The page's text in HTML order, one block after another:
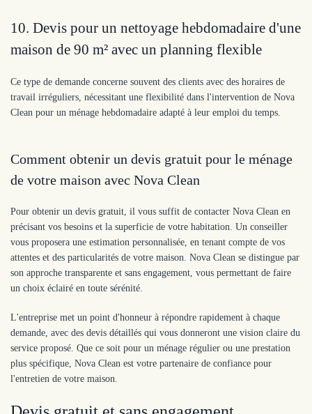
10. Devis pour un nettoyage hebdomadaire d'une
maison de 90 m² avec un planning flexible
Ce type de demande concerne souvent des clients avec des horaires de
travail irréguliers, nécessitant une flexibilité dans l'intervention de Nova
Clean pour un ménage hebdomadaire adapté à leur emploi du temps.
Comment obtenir un devis gratuit pour le ménage
de votre maison avec Nova Clean
Pour obtenir un devis gratuit, il vous suffit de contacter Nova Clean en
précisant vos besoins et la superficie de votre habitation. Un conseiller
vous proposera une estimation personnalisée, en tenant compte de vos
attentes et des particularités de votre maison. Nova Clean se distingue par
son approche transparente et sans engagement, vous permettant de faire
un choix éclairé en toute sérénité.
L'entreprise met un point d'honneur à répondre rapidement à chaque
demande, avec des devis détaillés qui vous donneront une vision claire du
service proposé. Que ce soit pour un ménage régulier ou une prestation
plus spécifique, Nova Clean est votre partenaire de confiance pour
l'entretien de votre maison.